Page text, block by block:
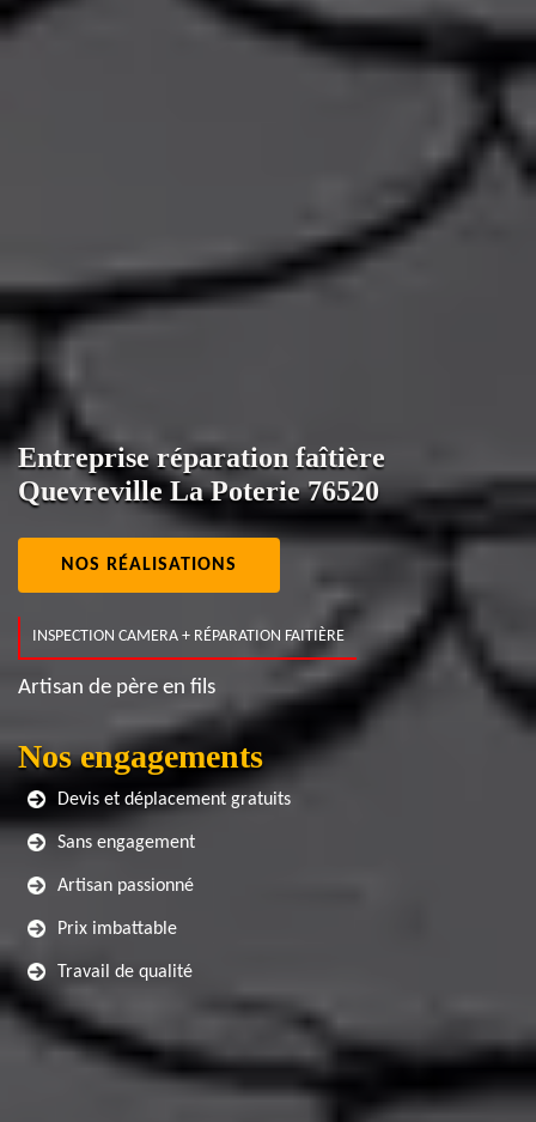
Entreprise réparation faîtière
Quevreville La Poterie 76520
NOS RÉALISATIONS
INSPECTION CAMERA + RÉPARATION FAITIÈRE
Artisan de père en fils
Nos engagements
Devis et déplacement gratuits
Sans engagement
Artisan passionné
Prix imbattable
Travail de qualité